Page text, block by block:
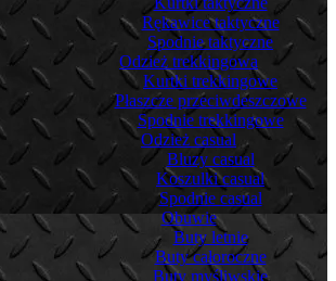
Rękawice taktyczne
Spodnie taktyczne
Odzież trekkingowa
Kurtki trekkingowe
Płaszcze przeciwdeszczowe
Spodnie trekkingowe
Odzież casual
Bluzy casual
Koszulki casual
Spodnie casual
Obuwie
Buty letnie
Buty całoroczne
Buty myśliwskie